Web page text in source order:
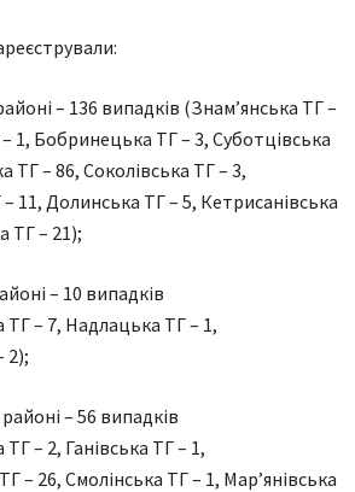
– 136 випадків (Знам’янська ТГ –
1, Бобринецька ТГ – 3, Суботцівська
ТГ – 86, Соколівська ТГ – 3,
11, Долинська ТГ – 5, Кетрисанівська
ТГ – 21);
– 10 випадків
– 7, Надлацька ТГ – 1,
2);
– 56 випадків
– 2, Ганівська ТГ – 1,
– 26, Смолінська ТГ – 1, Мар’янівська